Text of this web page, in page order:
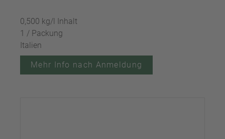
0,500 kg/l Inhalt
1 / Packung
Italien
Mehr Info nach Anmeldung